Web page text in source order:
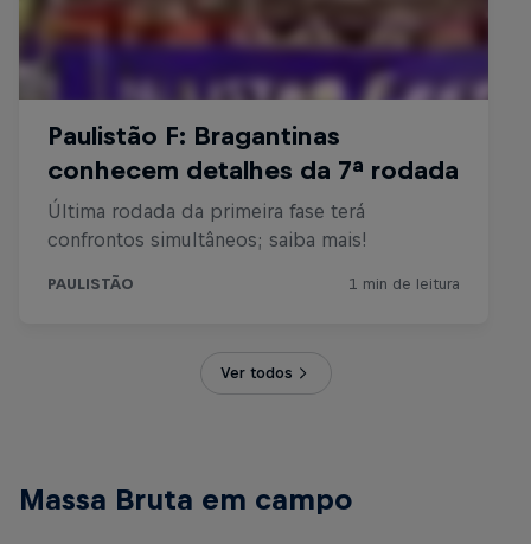
Ver todos
Massa Bruta em campo